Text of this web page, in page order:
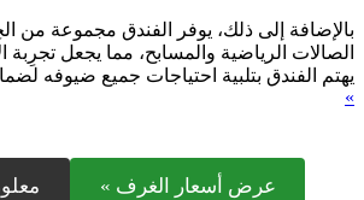
بالإضافة إلى ذلك، يوفر الفندق مجموعة من
الصالات الرياضية والمسابح، مما يجعل تجرِبة
يهتم الفندق بتلبية احتياجات جميع ضيوفه
»
عرض أسعار الغرف »